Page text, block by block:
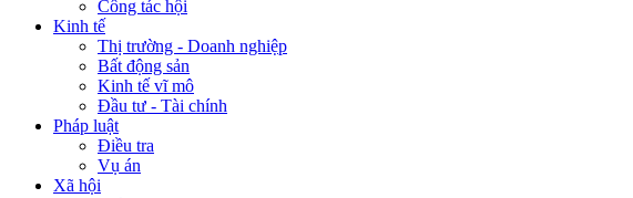
Công tác hội
Kinh tế
Thị trường - Doanh nghiệp
Bất động sản
Kinh tế vĩ mô
Đầu tư - Tài chính
Pháp luật
Điều tra
Vụ án
Xã hội